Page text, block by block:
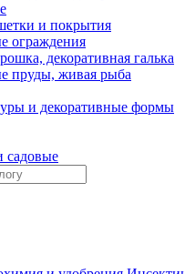
и покрытия
ограждения
декоративная галька
пруды, живая рыба
и декоративные формы
садовые